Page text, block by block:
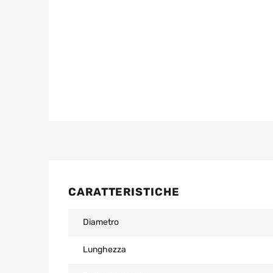
CARATTERISTICHE
Diametro
Lunghezza